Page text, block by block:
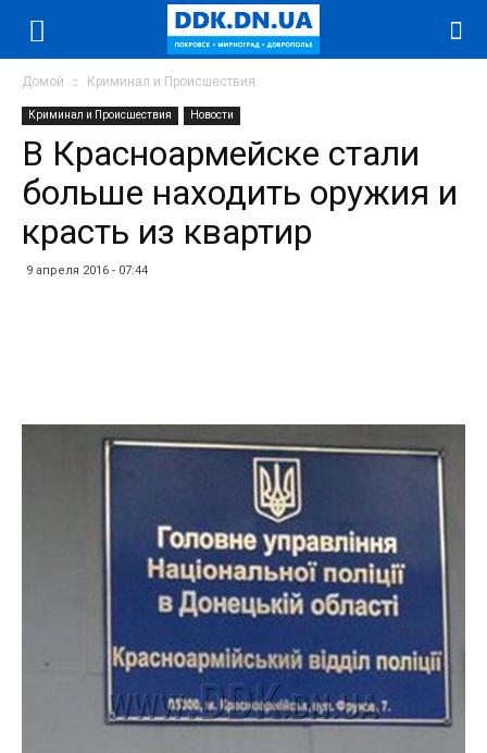
Домой Криминал и Происшествия
Криминал и Происшествия Новости
В Красноармейске стали
больше находить оружия и
красть из квартир
9 апреля 2016 - 07:44